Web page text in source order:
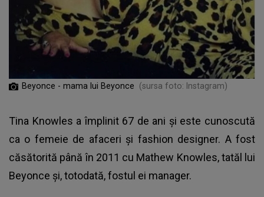
Beyonce - mama lui Beyonce (sursa foto: Instagram)
Tina Knowles a împlinit 67 de ani și este cunoscută
ca o femeie de afaceri și fashion designer. A fost
căsătorită până în 2011 cu Mathew Knowles, tatăl lui
Beyonce și, totodată, fostul ei manager.